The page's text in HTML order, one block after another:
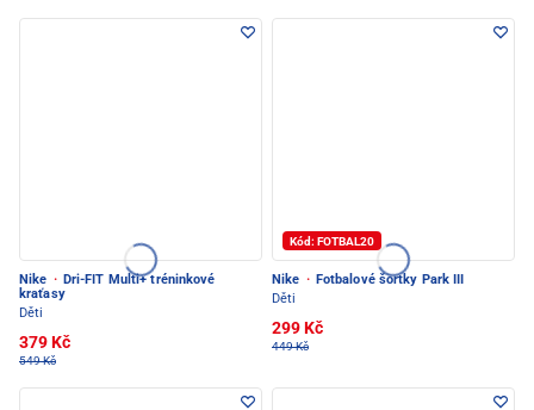
Nike · Dri-FIT Multi+ tréninkové
kraťasy
Děti
379 Kč
549 Kč
Kód: FOTBAL20
Nike · Fotbalové šortky Park III
Děti
299 Kč
449 Kč